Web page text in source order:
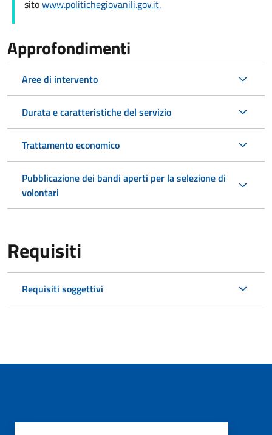
sitowww.politichegiovanili.gov.it.
Approfondimenti
Aree di intervento
Durata e caratteristiche del servizio
Trattamento economico
Pubblicazione dei bandi aperti per la selezione di
volontari
Requisiti
Requisiti soggettivi